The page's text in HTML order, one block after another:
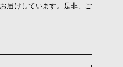
届けしています。是非、ご